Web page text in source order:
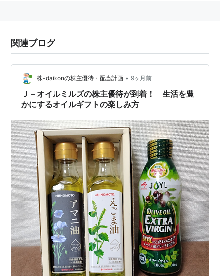
2003年4月1日、吉原製油株式会社が経営統合に参加
し、持株会社名を「株式会社J-オイルミルズ」に変更。
2004年7月、事業会社の株式会社ホーネンコーポレーシ
ョン、味の素製油株式会社、吉原製油株式会社および日
本大豆製油株式会社を吸収合併した。
関連ブログ
株-daikonの株主優待・配当計画 • 9ヶ月前
Ｊ－オイルミルズの株主優待が到着！ 生活を豊
かにするオイルギフトの楽しみ方